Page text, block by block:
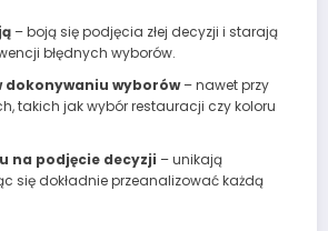
– boją się podjęcia złej decyzji i starają
błędnych wyborów.
dokonywaniu wyborów– nawet przy
takich jak wybór restauracji czy koloru
na podjęcie decyzji – unikają
się dokładnie przeanalizować każdą